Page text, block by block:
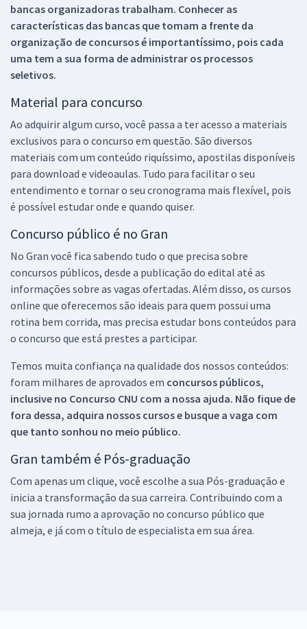
bancas organizadoras trabalham. Conhecer as
características das bancas que tomam a frente da
organização de concursos é importantíssimo, pois cada
uma tem a sua forma de administrar os processos
seletivos.
Material para concurso
Ao adquirir algum curso, você passa a ter acesso a materiais
exclusivos para o concurso em questão. São diversos
materiais com um conteúdo riquíssimo, apostilas disponíveis
para download e videoaulas. Tudo para facilitar o seu
entendimento e tornar o seu cronograma mais flexível, pois
é possível estudar onde e quando quiser.
Concurso público é no Gran
No Gran você fica sabendo tudo o que precisa sobre
concursos públicos, desde a publicação do edital até as
informações sobre as vagas ofertadas. Além disso, os cursos
online que oferecemos são ideais para quem possui uma
rotina bem corrida, mas precisa estudar bons conteúdos para
o concurso que está prestes a participar.
Temos muita confiança na qualidade dos nossos conteúdos:
foram milhares de aprovados em concursos públicos,
inclusive no Concurso CNU com a nossa ajuda. Não fique de
fora dessa, adquira nossos cursos e busque a vaga com
que tanto sonhou no meio público.
Gran também é Pós-graduação
Com apenas um clique, você escolhe a sua Pós-graduação e
inicia a transformação da sua carreira. Contribuindo com a
sua jornada rumo a aprovação no concurso público que
almeja, e já com o título de especialista em sua área.